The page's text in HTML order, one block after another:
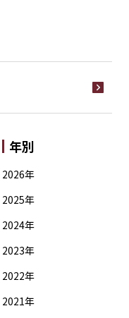
年別
2026年
2025年
2024年
2023年
2022年
2021年